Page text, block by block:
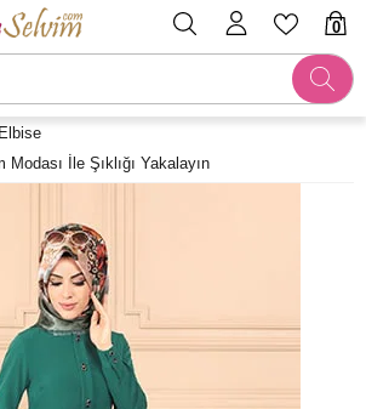
0
İle Şıklığı Yakalayın